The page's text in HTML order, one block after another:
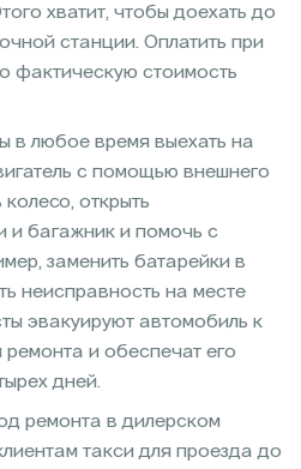
хватит, чтобы доехать до
станции. Оплатить при
фактическую стоимость
в любое время выехать на
с помощью внешнего
открыть
и багажник и помочь с
заменить батарейки в
неисправность на месте
эвакуируют автомобиль к
и обеспечат его
дней.
ремонта в дилерском
такси для проезда до